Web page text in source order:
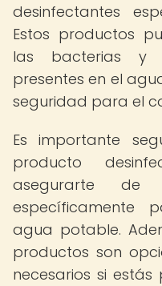
desinfectantes
Estos productos
las bacterias y
presentes en el
seguridad para el
Es importante
producto
asegurarte de
específicamente
agua potable.
productos son
necesarios si